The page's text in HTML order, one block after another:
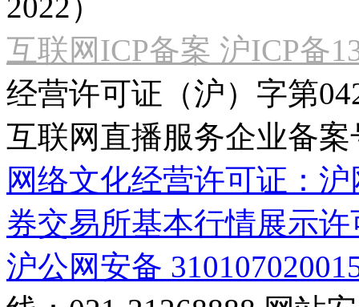
互联网ICP备案 沪ICP备
经营许可证（沪）字第
互联网直播服务企业备案
网络文化经营许可证：
券交易所基本行情展示许
沪公网安备